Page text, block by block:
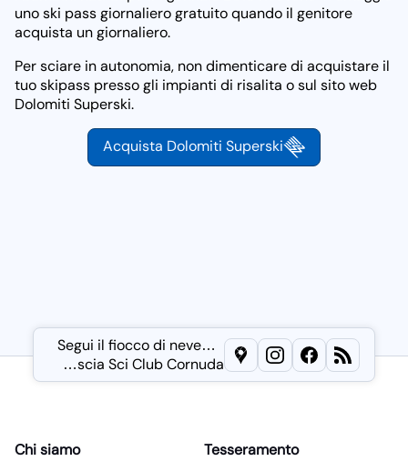
unoski passgiornaliero gratuito quando il genitore
acquista un giornaliero.
Per sciare in autonomia, non dimenticare di acquistare il
tuoskipass presso gli impianti di risalita o sul sitoweb
Dolomiti Superski.
Acquista Dolomiti Superski
Segui il fiocco di neve…
…scia Sci Club Cornuda
Lascia una recensione
Seguici su
Metti un like
Leggi il
Menu
Chi siamo
Tesseramento